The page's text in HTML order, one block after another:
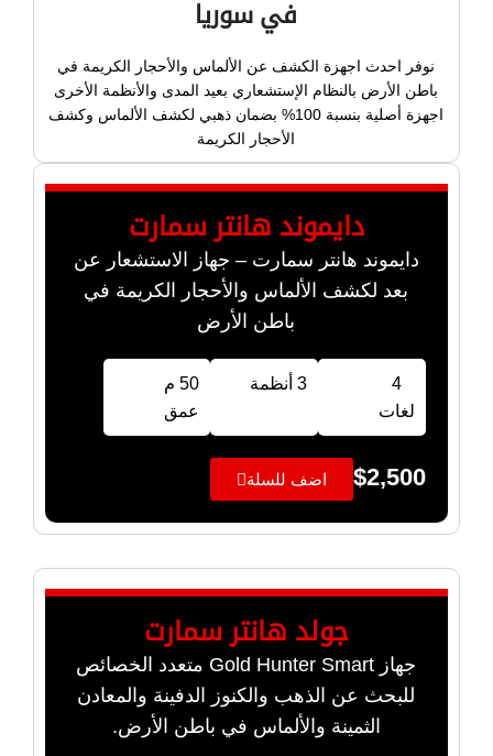
في سوريا
نوفر احدث اجهزة الكشف عن الألماس والأحجار الكريمة في
باطن الأرض بالنظام الإستشعاري بعيد المدى والأنظمة الأخرى
اجهزة أصلية بنسبة 100% بضمان ذهبي لكشف الألماس وكشف
الأحجار الكريمة
دايموند هانتر سمارت
دايموند هانتر سمارت – جهاز الاستشعار عن
بعد لكشف الألماس والأحجار الكريمة في
باطن الأرض
4
لغات
3 أنظمة
50 م
عمق
$2,500 اضف للسلة
جولد هانتر سمارت
جهاز Gold Hunter Smart متعدد الخصائص
للبحث عن الذهب والكنوز الدفينة والمعادن
الثمينة والألماس في باطن الأرض.